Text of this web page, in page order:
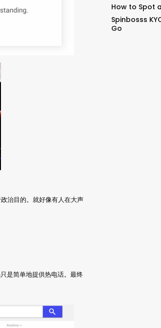
治目的。就好像有人在大声
是简单地提供热电话。最终
How to Spot
Spinbosss
Go